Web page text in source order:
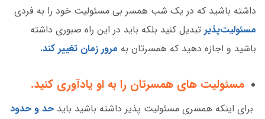
داشته باشید که در یک شب همسر بی مسئولیت خود را به فردی
مسئولیت‌پذیر تبدیل کنید بلکه باید در این راه صبوری داشته
باشید و اجازه دهید که همسرتان به مرور زمان تغییر کند.
مسئولیت های همسرتان را به او یادآوری کنید.
برای اینکه همسری مسئولیت پذیر داشته باشید باید حد و حدود